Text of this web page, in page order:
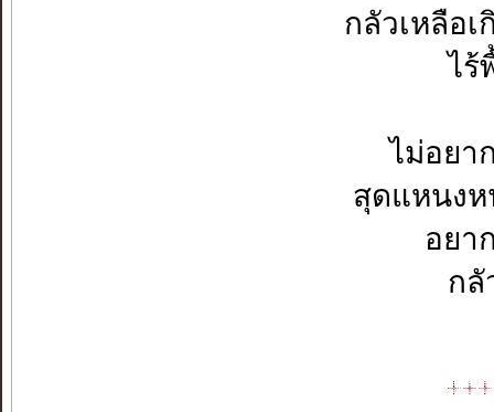
กลัวเหลือ
ไร้
ไม่อยา
สุดแหนงห
อยา
กลั